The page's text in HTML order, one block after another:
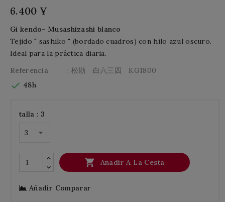
6.400 ¥
Gi kendo- Musashizashi blanco
Tejido " sashiko " (bordado cuadros) con hilo azul oscuro.
Ideal para la práctica diaria.
Referencia
: 松勘 白六三四 KG1800
 48h
talla : 3
 Añadir A La Cesta
Añadir Comparar